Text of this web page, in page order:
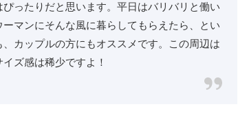
ったりだと思います。平日はバリバリと働い
マンにそんな風に暮らしてもらえたら、とい
カップルの方にもオススメです。この周辺は
ズ感は稀少ですよ！